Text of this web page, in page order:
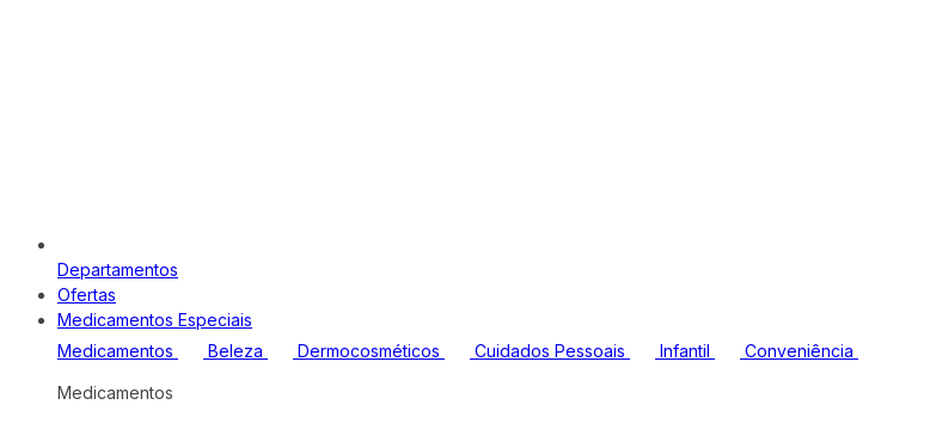
Departamentos
Ofertas
Medicamentos Especiais
Medicamentos
Beleza Dermocosméticos Cuidados Pessoais Infantil Conveniência
Medicamentos